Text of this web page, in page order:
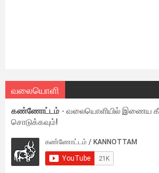
வலையொளி
கண்ணோட்டம் - வலையொளியில் இணைய
சொடுக்கவும்!